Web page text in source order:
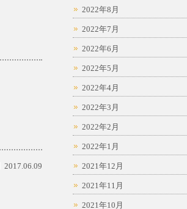
2017.06.09
2022年8月
2022年7月
2022年6月
2022年5月
2022年4月
2022年3月
2022年2月
2022年1月
2021年12月
2021年11月
2021年10月